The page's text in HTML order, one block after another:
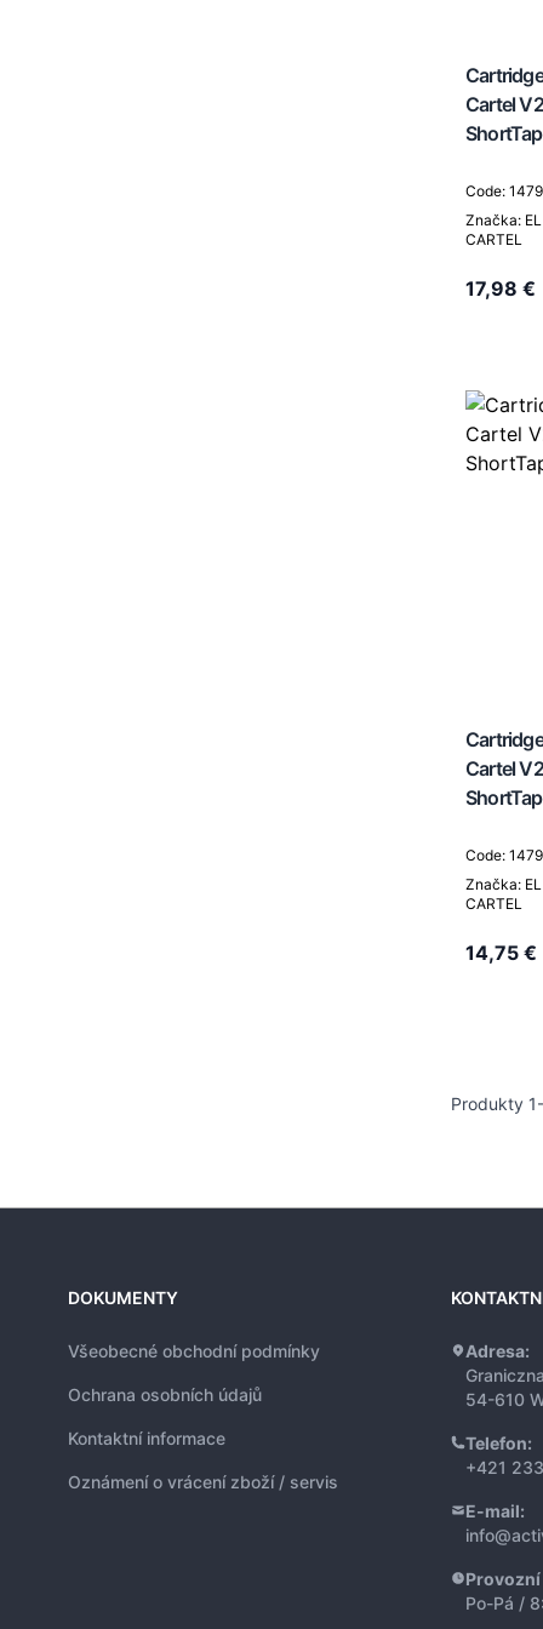
Cartel
Code:
Značka: EL
CARTEL
17,98 €
Cartel
Code:
Značka: EL
CARTEL
14,75 €
Produkty 1-
DOKUMENTY
Všeobecné obchodní podmínky
Ochrana osobních údajů
Kontaktní informace
Oznámení o vrácení zboží / servis
Adresa:
54-610
Telefon:
+421
E-mail:
Provozní
Po-Pá /